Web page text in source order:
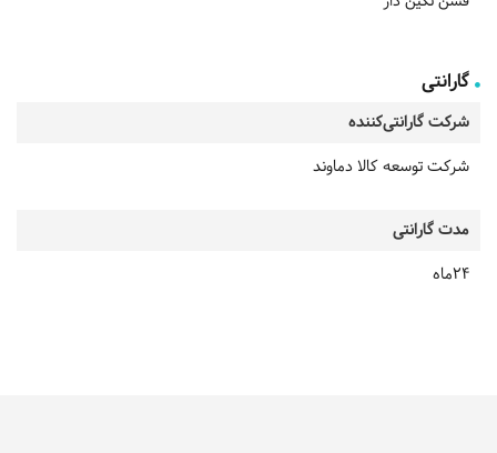
گارانتی
شرکت گارانتی‌کننده
شرکت توسعه کالا دماوند
مدت گارانتی
24ماه